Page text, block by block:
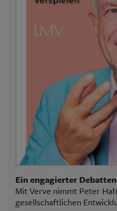
Ein engagierter
Mit Verve nimmt Peter
gesellschaftlichen